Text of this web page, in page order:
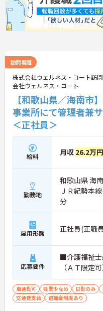
訪問看護
株式会社ウェルネス・コート訪
会社ウェルネス・コート
【和歌山県／海南
事業所にて管理者兼
＜正社員＞
給料 月収 26.2万
勤務地
和歌山県 海
ＪＲ紀勢本
分
雇用形態 正社員(正職
応募要件
■介護福祉
（ＡＴ限定
車通勤可 残業少なめ 日勤のみ
交通費支給
退職金制度あり